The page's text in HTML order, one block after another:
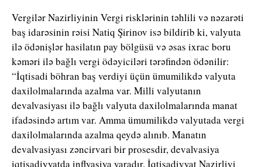
Vergilər Nazirliyinin Vergi risklərinin təhlili və nəzarəti
baş idarəsinin rəisi Natiq Şirinov isə bildirib ki, valyuta
ilə ödənişlər hasilatın pay bölgüsü və əsas ixrac boru
kəməri ilə bağlı vergi ödəyiciləri tərəfindən ödənilir:
“İqtisadi böhran baş verdiyi üçün ümumilikdə valyuta
daxilolmalarında azalma var. Milli valyutanın
devalvasiyası ilə bağlı valyuta daxilolmalarında manat
ifadəsində artım var. Amma ümumilikdə valyutada vergi
daxilolmalarında azalma qeydə alınıb. Manatın
devalvasiyası zəncirvari bir prosesdir, devalvasiya
iqtisadiyyatda inflyasiya yaradır. İqtisadiyyat Nazirliyi